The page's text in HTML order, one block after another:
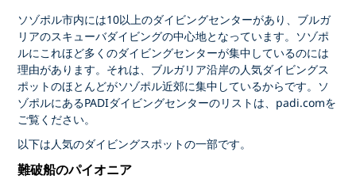
ソゾポル市内には10以上のダイビングセンターがあり、ブルガ
リアのスキューバダイビングの中心地となっています。ソゾポ
ルにこれほど多くのダイビングセンターが集中しているのには
理由があります。それは、ブルガリア沿岸の人気ダイビングス
ポットのほとんどがソゾポル近郊に集中しているからです。ソ
ゾポルにあるPADIダイビングセンターのリストは、padi.comを
ご覧ください。
以下は人気のダイビングスポットの一部です。
難破船のパイオニア